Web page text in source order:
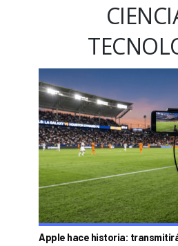
Apple hace historia: